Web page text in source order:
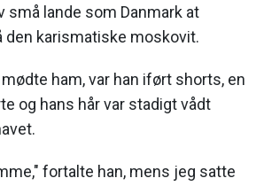
små lande som Danmark at
karismatiske moskovit.
ham, var han iført shorts, en
og hans hår var stadigt vådt
fortalte han, mens jeg satte